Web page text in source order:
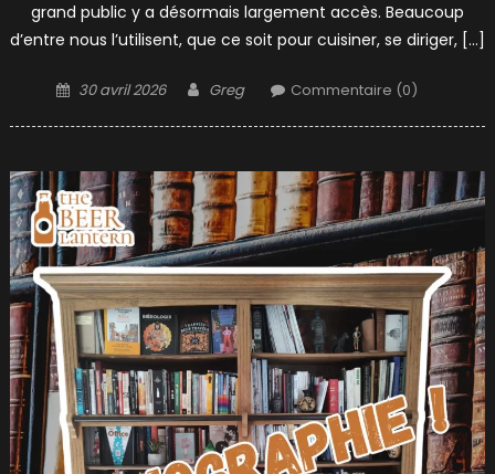
grand public y a désormais largement accès. Beaucoup
d’entre nous l’utilisent, que ce soit pour cuisiner, se diriger, […]
Posted
30 avril 2026 Author
Greg Commentaire (0)